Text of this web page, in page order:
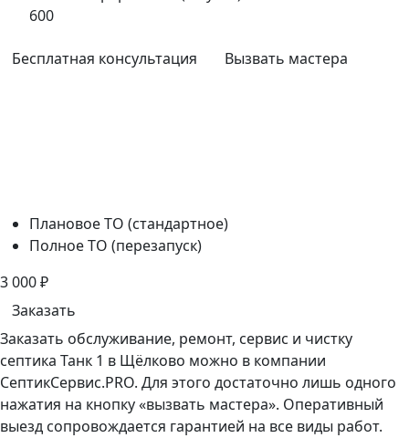
600
Бесплатная консультация Вызвать мастера
Плановое ТО (стандартное)
Полное ТО (перезапуск)
3 000₽
Заказать
Заказать обслуживание, ремонт, сервис и чистку
септика Танк 1 в Щёлково можно в компании
СептикСервис.PRO. Для этого достаточно лишь одного
нажатия на кнопку «вызвать мастера». Оперативный
выезд сопровождается гарантией на все виды работ.